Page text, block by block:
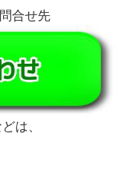
合せ先
は、